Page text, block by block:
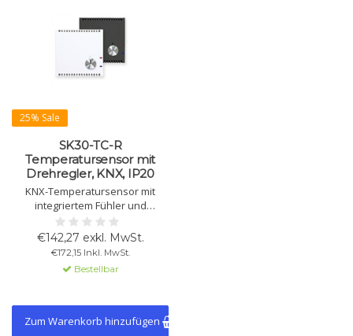
25% Sale
SK30-TC-R
Temperatursensor mit
Drehregler, KNX, IP20
KNX-Temperatursensor mit
integriertem Fühler und
Drehregler zur
Raumtemperaturregelung. Mit
zwei binären Ein-/Ausgängen,
LED-Anzeige und umfangreichen
HLK-Funktionen für Heizen und
€142,27 exkl. MwSt.
€172,15 Inkl. MwSt.
Bestellbar
Zum Warenkorb hinzufügen